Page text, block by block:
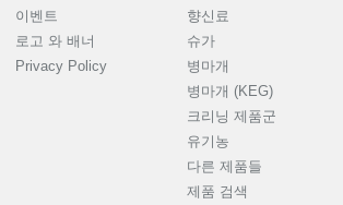
이벤트
로고 와 배너
Privacy Policy
향신료
슈가
병마개
병마개 (KEG)
크리닝 제품군
유기농
다른 제품들
제품 검색